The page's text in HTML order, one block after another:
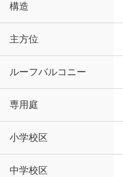
構造
主方位
ルーフバルコニー
専用庭
小学校区
中学校区